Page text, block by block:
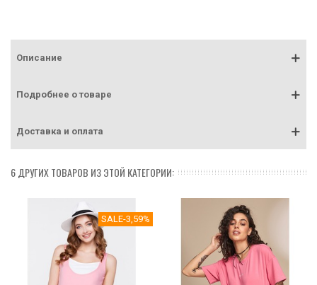
Описание
Подробнее о товаре
Доставка и оплата
6 ДРУГИХ ТОВАРОВ ИЗ ЭТОЙ КАТЕГОРИИ:
SALE-3,59%